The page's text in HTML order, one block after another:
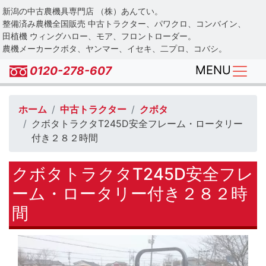
Skip
to
main
content
新潟の中古農機具専門店 （株）あんてい。
整備済み農機全国販売 中古トラクター、パワクロ、コンバイン、
田植機 ウィングハロー、モア、フロントローダー。
農機メーカークボタ、ヤンマー、イセキ、二プロ、コバシ。
0120-278-607 MENU
ホーム 中古トラクター
クボタ
クボタトラクタT245D安全フレーム・ロータリー
付き２８２時間
クボタトラクタT245D安全フレ
ーム・ロータリー付き２８２時
間